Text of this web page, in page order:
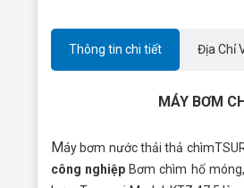
Thông tin chi tiết Địa Chỉ
MÁY BƠM
Máy bơm nước thải thả
công nghiệp Bơm chìm hố